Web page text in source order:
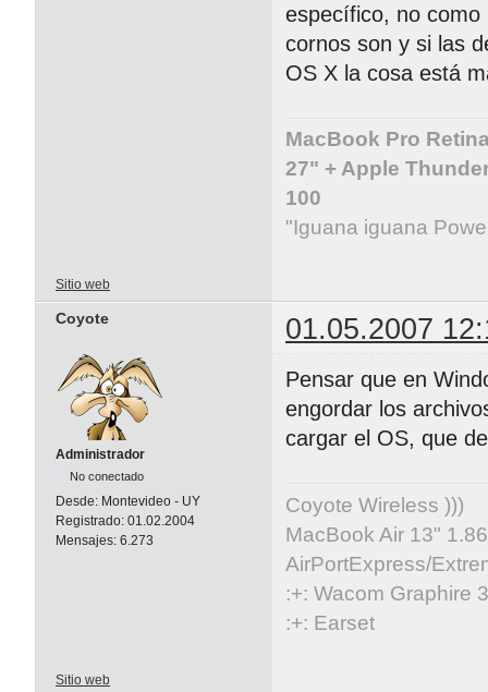
específico, no como
cornos son y si las
OS X la cosa está
MacBook Pro
27" + Apple
100
"Iguana iguana
Sitio web
Coyote 01.05.2007
Administrador
No conectado
Desde: Montevideo - UY
Registrado: 01.02.2004
Mensajes: 6.273
Pensar que en
engordar los
cargar el OS, que
Coyote Wireless )))
MacBook Air 13"
AirPortExpress/
:+: Wacom Graphire
:+: Earset
Sitio web